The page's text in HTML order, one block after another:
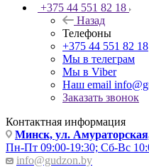
+375 44 551 82 18
Назад
Телефоны
+375 44 551 82 18
Мы в телеграм
Мы в Viber
Наш email
Заказать звонок
Контактная информация
Минск, ул.
Пн-Пт 09:00-19:30; Сб-Вс
info@gudzon.by